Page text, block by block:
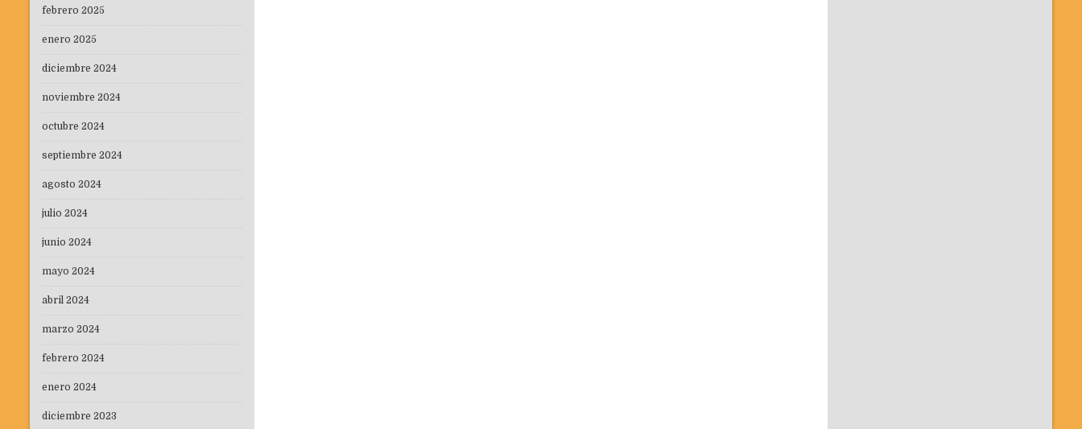
febrero 2025
enero 2025
diciembre 2024
noviembre 2024
octubre 2024
septiembre 2024
agosto 2024
julio 2024
junio 2024
mayo 2024
abril 2024
marzo 2024
febrero 2024
enero 2024
diciembre 2023